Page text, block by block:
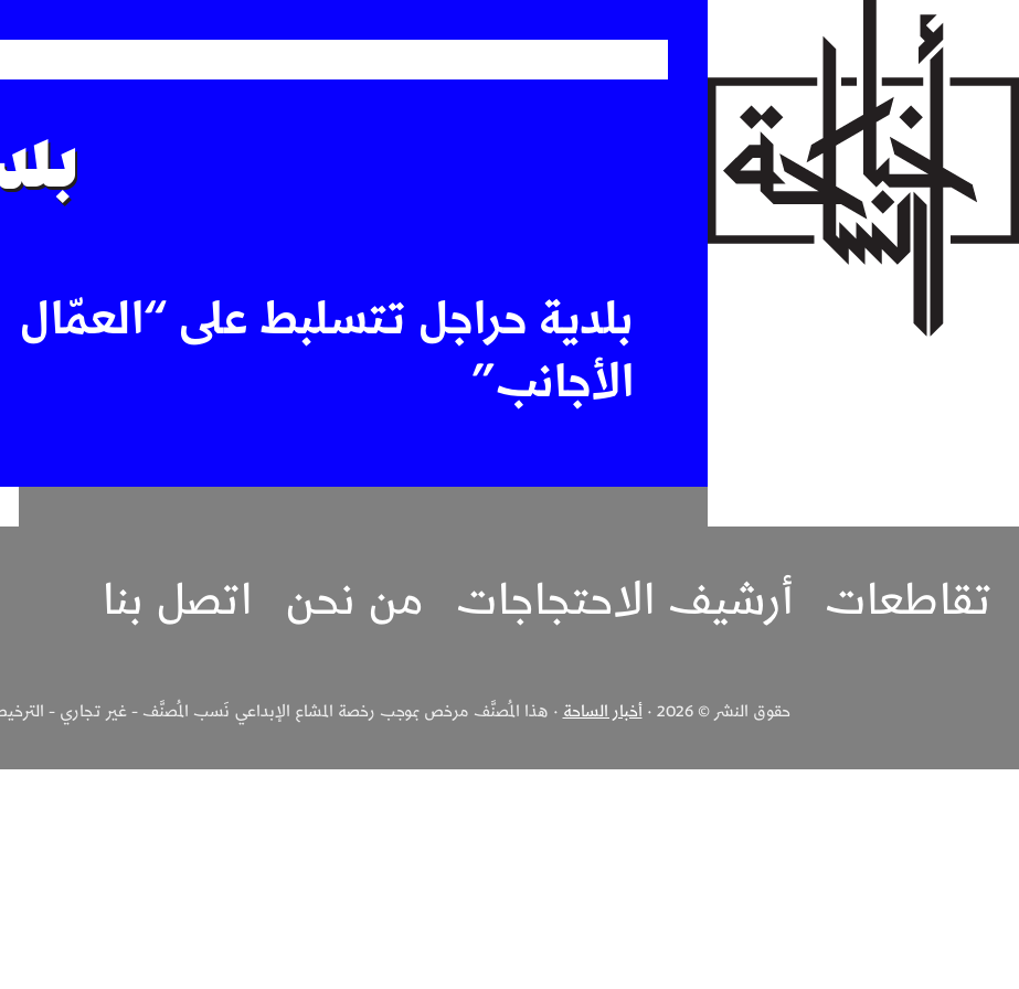
بلدية حراجل تتسلبط على “العمّال
الأجانب”
تقاطعات أرشيف الاحتجاجات من نحن اتصل بنا
حقوق النشر © 2026 · أخبار الساحة · هذا المُصنَّف مرخص بموجب رخصة المشاع الإبداعي نَسب المُصنَّف - غير تجاري - الترخيص بالمثل